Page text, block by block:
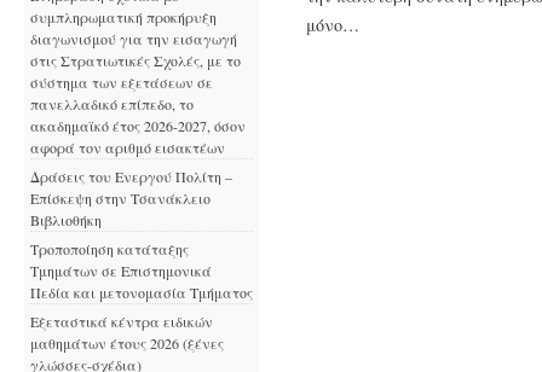
μόνο…
συμπληρωματική προκήρυξη
διαγωνισμού για την εισαγωγή
στις Στρατιωτικές Σχολές, με το
σύστημα των εξετάσεων σε
πανελλαδικό επίπεδο, το
ακαδημαϊκό έτος 2026-2027, όσον
αφορά τον αριθμό εισακτέων
Δράσεις του Ενεργού Πολίτη –
Επίσκεψη στην Τσανάκλειο
Βιβλιοθήκη
Τροποποίηση κατάταξης
Τμημάτων σε Επιστημονικά
Πεδία και μετονομασία Τμήματος
Εξεταστικά κέντρα ειδικών
μαθημάτων έτους 2026 (ξένες
γλώσσες-σχέδια)